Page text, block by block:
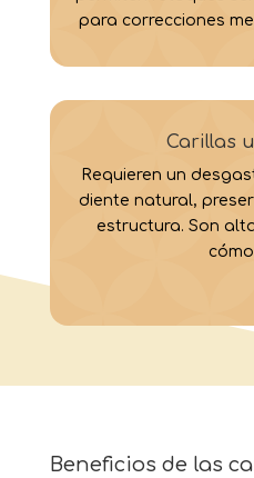
para correcciones
Carillas
Requieren un
diente natural,
estructura. Son
Beneficios de las